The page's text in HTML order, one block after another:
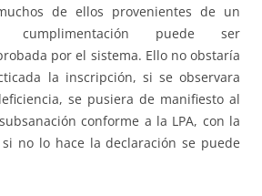
de ellos provenientes de un
cumplimentación puede ser
por el sistema. Ello no obstaría
la inscripción, si se observara
se pusiera de manifiesto al
conforme a la LPA, con la
no lo hace la declaración se puede